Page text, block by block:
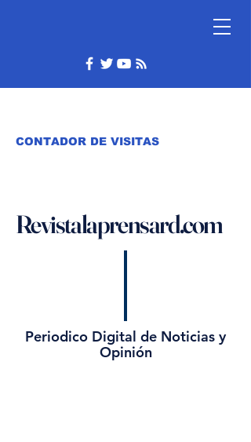
CONTADOR DE VISITAS
Revistalaprensard.com
Periodico Digital de Noticias y
Opinión